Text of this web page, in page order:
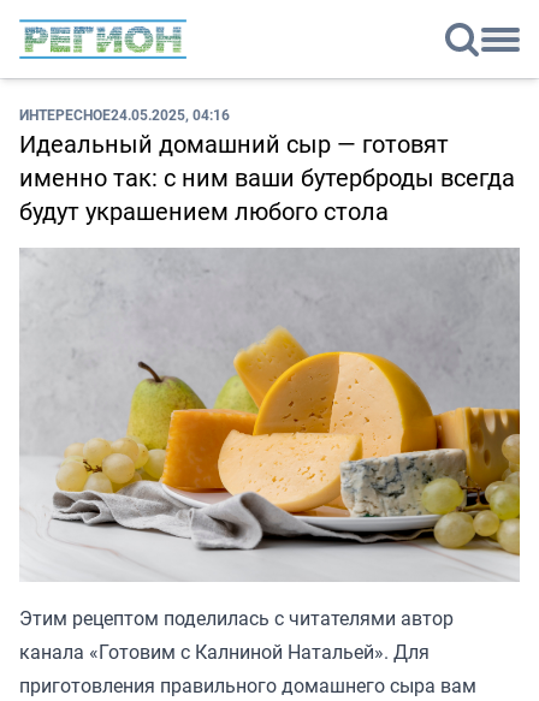
ИНТЕРЕСНОЕ24.05.2025, 04:16
Идеальный домашний сыр — готовят
именно так: с ним ваши бутерброды всегда
будут украшением любого стола
Этим рецептом поделилась с читателями автор
канала «Готовим с Калниной Натальей». Для
приготовления правильного домашнего сыра вам